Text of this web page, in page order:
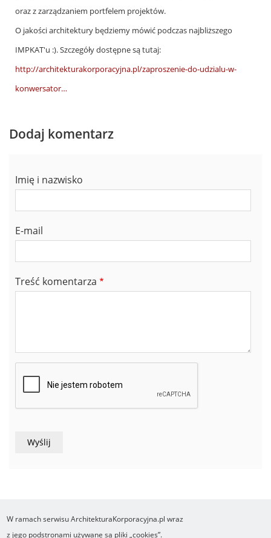
by
Bogdan
Głuszkowski
(niezweryfikowany)
oraz z zarządzaniem portfelem projektów.
O jakości architektury będziemy mówić podczas najbliższego
IMPKAT'u :). Szczegóły dostępne są tutaj:
http://architekturakorporacyjna.pl/zaproszenie-do-udzialu-w-
konwersator…
Dodaj komentarz
Imię i nazwisko
E-mail
Treść komentarza
COPYRIGHT ©2016-2026 Ośrodek Studiów nad Cyfrowym Państwem
W ramach serwisu ArchitekturaKorporacyjna.pl wraz
z jego podstronami używane są pliki „cookies”.